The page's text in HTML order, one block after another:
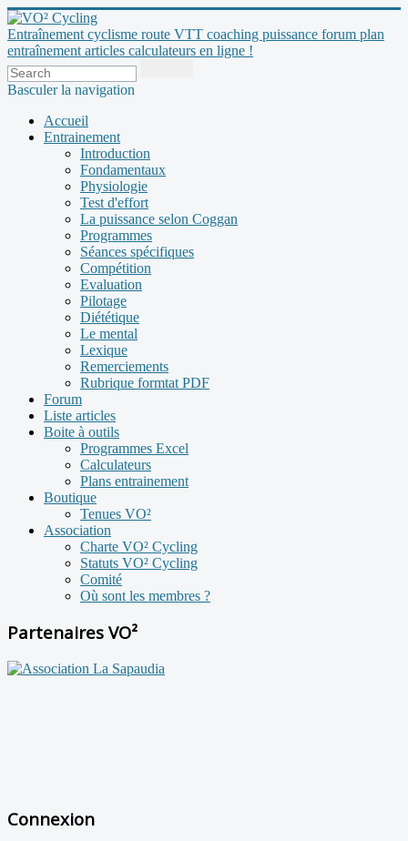
Entraînement cyclisme route VTT coaching puissance forum plan
entraînement articles calculateurs en ligne !
Basculer la navigation
Accueil
Entrainement
Introduction
Fondamentaux
Physiologie
Test d'effort
La puissance selon Coggan
Programmes
Séances spécifiques
Compétition
Evaluation
Pilotage
Diététique
Le mental
Lexique
Remerciements
Rubrique formtat PDF
Forum
Liste articles
Boite à outils
Programmes Excel
Calculateurs
Plans entrainement
Boutique
Tenues VO²
Association
Charte VO² Cycling
Statuts VO² Cycling
Comité
Où sont les membres ?
Partenaires VO²
Connexion